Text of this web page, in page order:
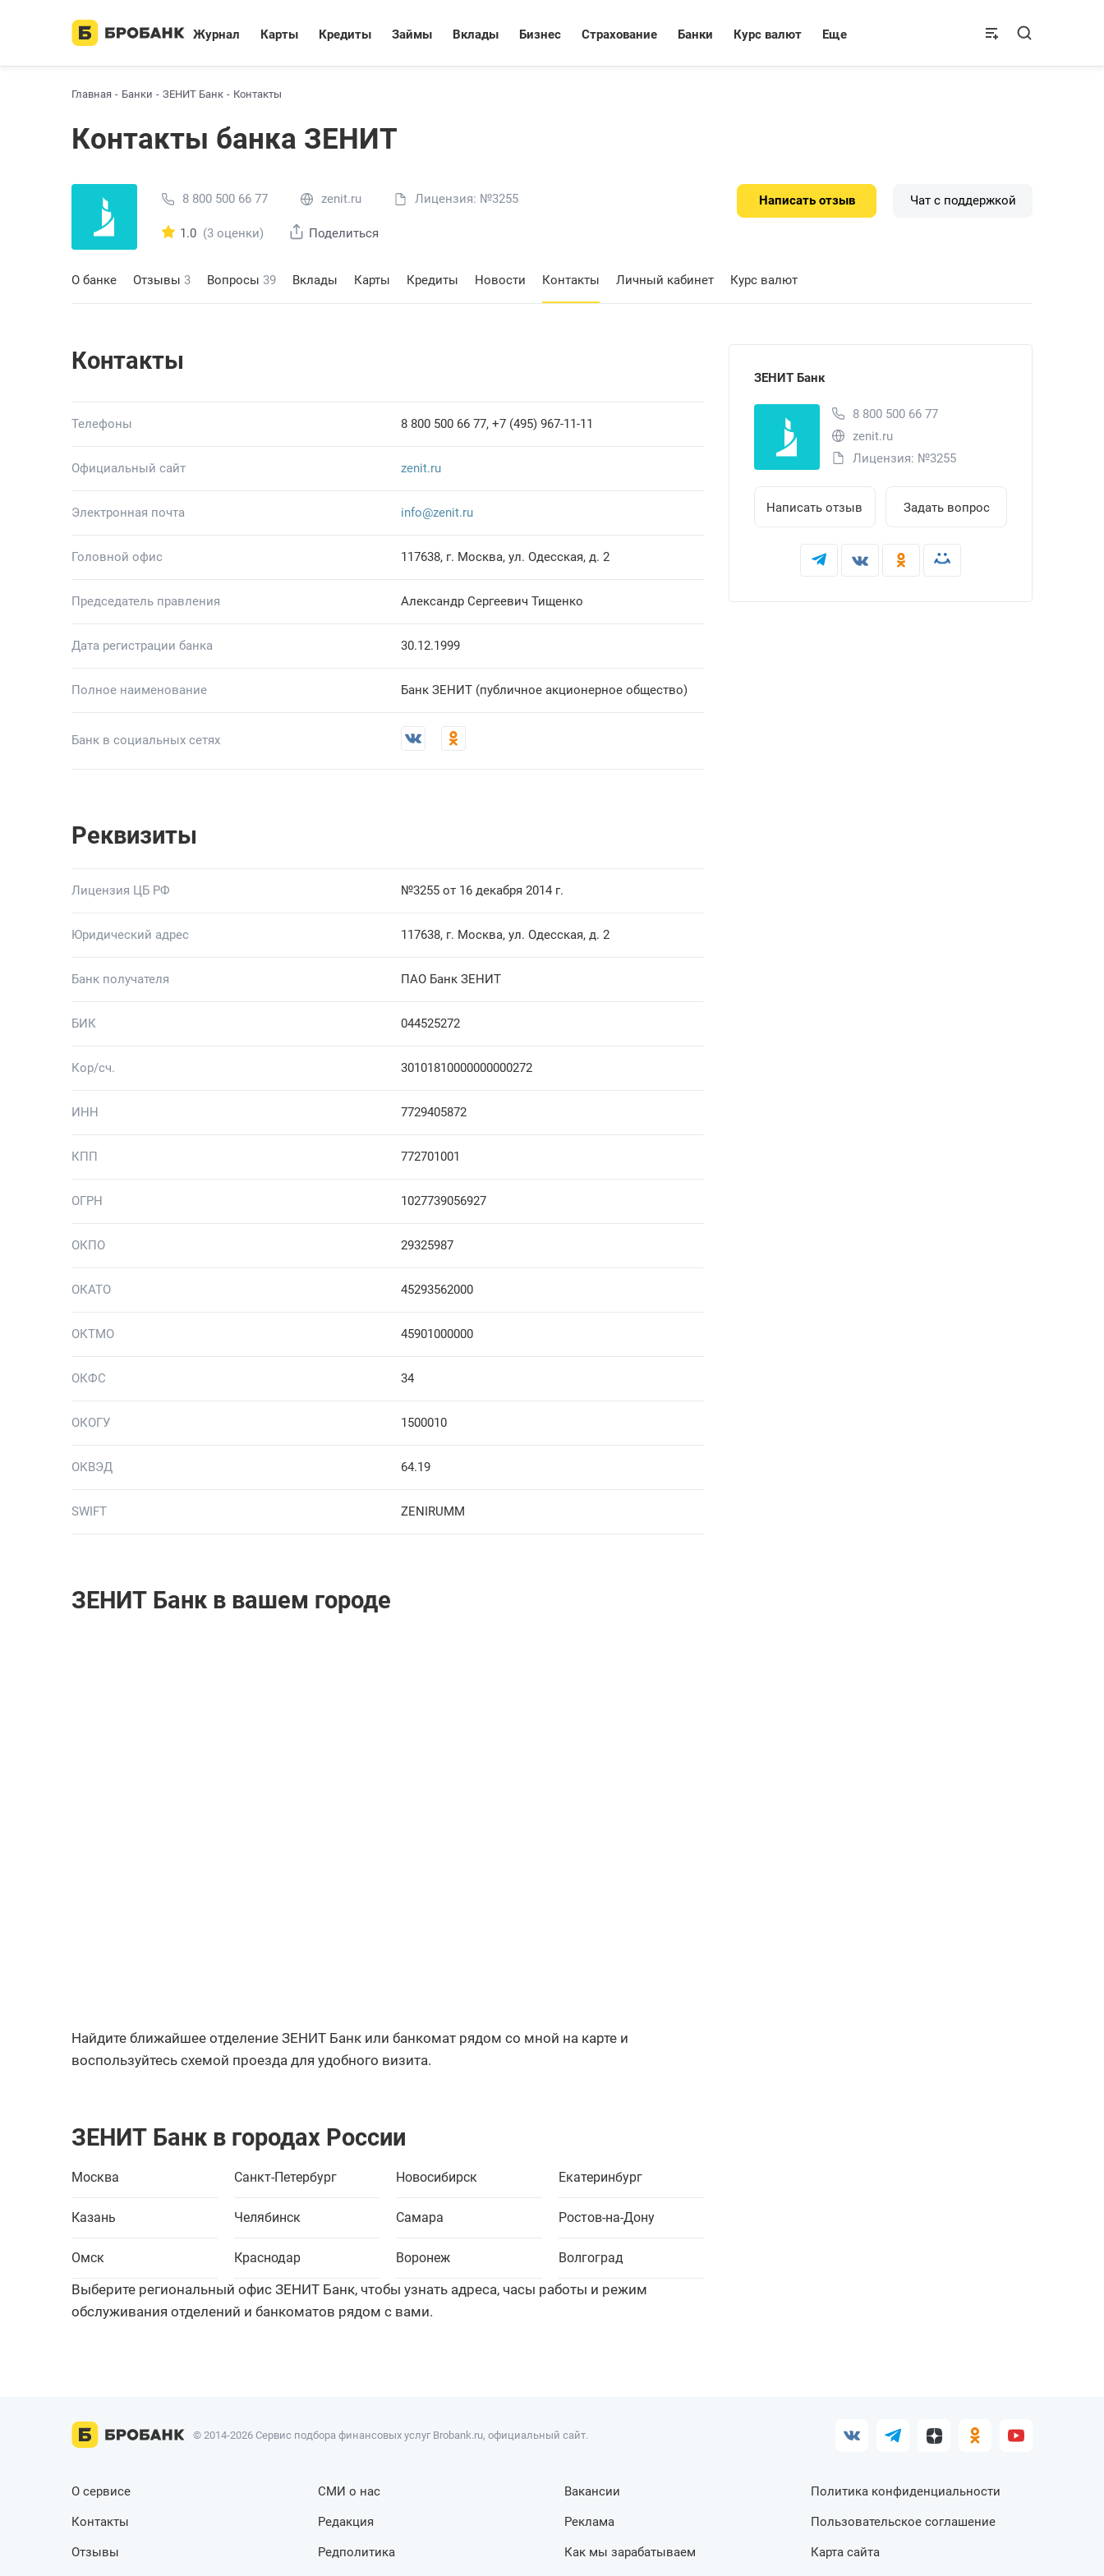
Журнал Карты Кредиты Займы Вклады Бизнес Страхование Банки Курс валют Еще
Главная Банки ЗЕНИТ Банк Контакты
Контакты банка ЗЕНИТ
8 800 500 66 77 zenit.ru Лицензия: №3255
1.0 (3 оценки) Поделиться
Написать отзыв Чат с поддержкой
О банке Отзывы 3 Вопросы 39 Вклады Карты Кредиты Новости Контакты Личный кабинет Курс валют
Контакты
Телефоны 8 800 500 66 77, +7 (495) 967-11-11
Официальный сайт zenit.ru
Электронная почта info@zenit.ru
Головной офис 117638, г. Москва, ул. Одесская, д. 2
Председатель правления Александр Сергеевич Тищенко
Дата регистрации банка 30.12.1999
Полное наименование Банк ЗЕНИТ (публичное акционерное общество)
Банк в социальных сетях
Реквизиты
Лицензия ЦБ РФ №3255 от 16 декабря 2014 г.
Юридический адрес 117638, г. Москва, ул. Одесская, д. 2
Банк получателя ПАО Банк ЗЕНИТ
БИК 044525272
Кор/сч. 30101810000000000272
ИНН 7729405872
КПП 772701001
ОГРН 1027739056927
ОКПО 29325987
ОКАТО 45293562000
ОКТМО 45901000000
ОКФС 34
ОКОГУ 1500010
ОКВЭД 64.19
SWIFT ZENIRUMM
ЗЕНИТ Банк в вашем городе
Найдите ближайшее отделение ЗЕНИТ Банк или банкомат рядом со мной на карте и
воспользуйтесь схемой проезда для удобного визита.
ЗЕНИТ Банк в городах России
Москва Санкт-Петербург Новосибирск Екатеринбург
Казань Челябинск Самара Ростов-на-Дону
Омск Краснодар Воронеж Волгоград
Выберите региональный офис ЗЕНИТ Банк, чтобы узнать адреса, часы работы и режим
обслуживания отделений и банкоматов рядом с вами.
ЗЕНИТ Банк
8 800 500 66 77
zenit.ru
Лицензия: №3255
Написать отзыв Задать вопрос
© 2014-2026 Сервис подбора финансовых услуг Brobank.ru, официальный сайт.
О сервисе
Контакты
Отзывы
СМИ о нас
Редакция
Редполитика
Вакансии
Реклама
Как мы зарабатываем
Политика конфиденциальности
Пользовательское соглашение
Карта сайта